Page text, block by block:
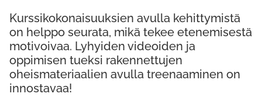
Kurssikokonaisuuksien avulla kehittymistä
on helppo seurata, mikä tekee etenemisestä
motivoivaa. Lyhyiden videoiden ja
oppimisen tueksi rakennettujen
oheismateriaalien avulla treenaaminen on
innostavaa!